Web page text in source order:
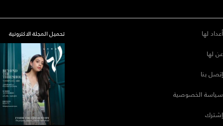
أعداد لها
عن لها
إتصل بنا
سياسة الخصوصية
إشترك
تحميل المجلة الاكترونية